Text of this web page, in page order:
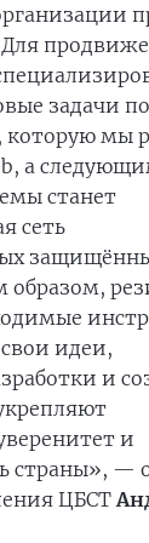
задачи
мы
а
станет
сеть
образом,
идеи,
и
и
страны», —
ЦБСТ